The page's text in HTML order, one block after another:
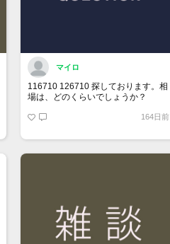
マイロ
116710 126710 探しております。相
場は、どのくらいでしょうか？
164日前